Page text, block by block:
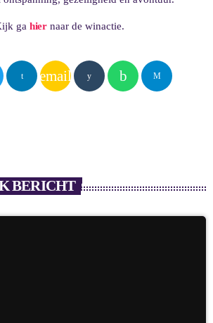
ga hier naar de winactie.
email
BERICHT